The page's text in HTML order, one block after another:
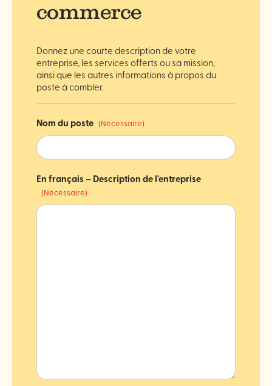
commerce
Donnez une courte description de votre
entreprise, les services offerts ou sa mission,
ainsi que les autres informations à propos du
poste à combler.
Nom du poste (Nécessaire)
En français – Description de l'entreprise
(Nécessaire)